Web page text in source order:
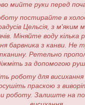
мийте руки перед
постирайте в
Цельсія, з м'яким
Міняйте воду кілька
барвника з канви. Не
Ретельно
за допомогою
роботу для висихання
праскою з
роботу. Залиште на